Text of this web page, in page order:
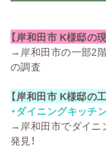
【岸和田市 K様邸の
→ 岸和田市の一部2
の調査
【岸和田市 K様邸の
・ダイニングキッチ
→ 岸和田市でダイニ
発見！